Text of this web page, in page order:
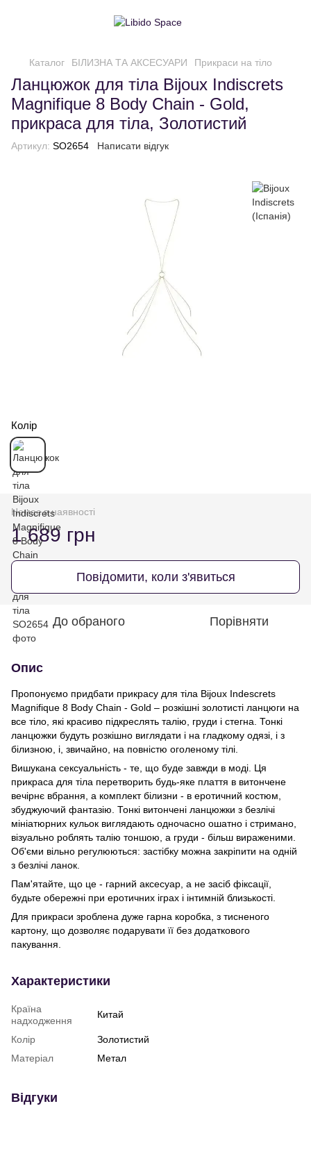
Каталог БІЛИЗНА ТА АКСЕСУАРИ Прикраси на тіло
Ланцюжок для тіла Bijoux Indiscrets
Magnifique 8 Body Chain - Gold,
прикраса для тіла, Золотистий
Артикул: SO2654 Написати відгук
Колір
Немає в наявності
1 689 грн
Повідомити, коли з'явиться
До обраного Порівняти
Опис
Пропонуємо придбати прикрасу для тіла Bijoux Indescrets
Magnifique 8 Body Chain - Gold – розкішні золотисті ланцюги на
все тіло, які красиво підкреслять талію, груди і стегна. Тонкі
ланцюжки будуть розкішно виглядати і на гладкому одязі, і з
білизною, і, звичайно, на повністю оголеному тілі.
Вишукана сексуальність - те, що буде завжди в моді. Ця
прикраса для тіла перетворить будь-яке плаття в витончене
вечірнє вбрання, а комплект білизни - в еротичний костюм,
збуджуючий фантазію. Тонкі витончені ланцюжки з безлічі
мініатюрних кульок виглядають одночасно ошатно і стримано,
візуально роблять талію тоншою, а груди - більш вираженими.
Об'єми вільно регулюються: застібку можна закріпити на одній
з безлічі ланок.
Пам'ятайте, що це - гарний аксесуар, а не засіб фіксації,
будьте обережні при еротичних іграх і інтимній близькості.
Для прикраси зроблена дуже гарна коробка, з тисненого
картону, що дозволяє подарувати її без додаткового
пакування.
Характеристики
Країна
надходження
Китай
Колір
Золотистий
Матеріал
Метал
Відгуки